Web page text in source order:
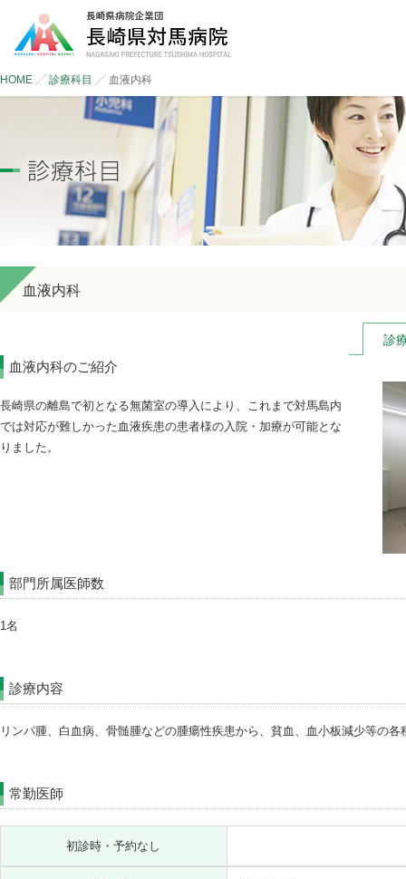
HOME 診療科目 血液内科
血液内科
診
血液内科のご紹介
長崎県の離島で初となる無菌室の導入により、これまで対馬島内
では対応が難しかった血液疾患の患者様の入院・加療が可能とな
りました。
部門所属医師数
1名
診療内容
リンパ腫、白血病、骨髄腫などの腫瘍性疾患から、貧血、血小板減少等の
常勤医師
初診時・予約なし